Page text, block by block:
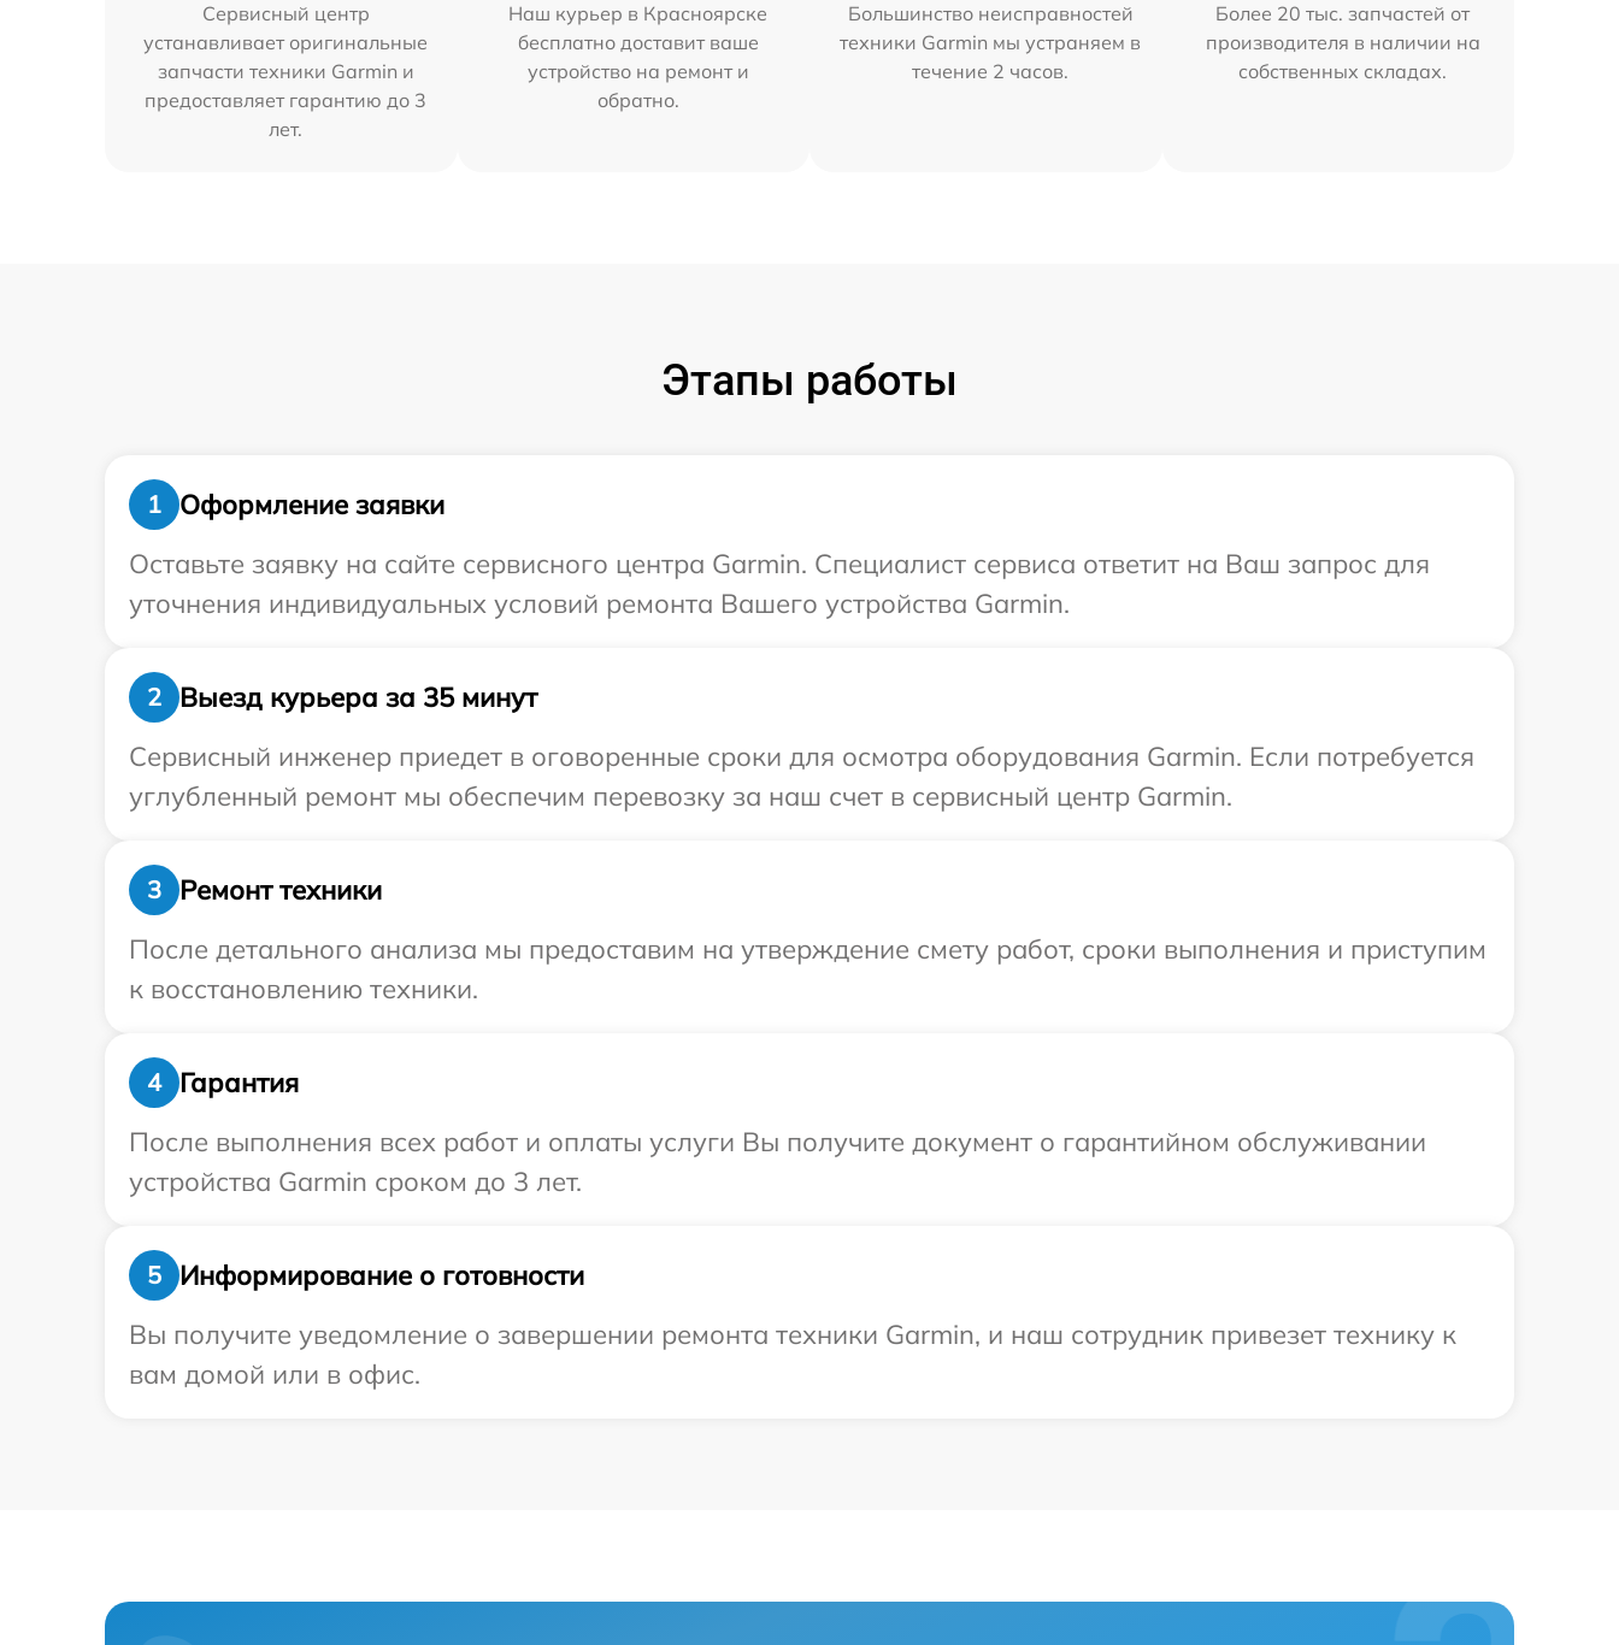
Сервисный центр
устанавливает оригинальные
запчасти техники Garmin и
предоставляет гарантию до 3
лет.
Наш курьер в Красноярске
бесплатно доставит ваше
устройство на ремонт и
обратно.
Большинство неисправностей
техники Garmin мы устраняем в
течение 2 часов.
Более 20 тыс. запчастей от
производителя в наличии на
собственных складах.
Этапы работы
1
Оформление заявки
Оставьте заявку на сайте сервисного центра Garmin. Специалист сервиса ответит на Ваш запрос для
уточнения индивидуальных условий ремонта Вашего устройства Garmin.
2
Выезд курьера за 35 минут
Сервисный инженер приедет в оговоренные сроки для осмотра оборудования Garmin. Если потребуется
углубленный ремонт мы обеспечим перевозку за наш счет в сервисный центр Garmin.
3
Ремонт техники
После детального анализа мы предоставим на утверждение смету работ, сроки выполнения и приступим
к восстановлению техники.
4
Гарантия
После выполнения всех работ и оплаты услуги Вы получите документ о гарантийном обслуживании
устройства Garmin сроком до 3 лет.
5
Информирование о готовности
Вы получите уведомление о завершении ремонта техники Garmin, и наш сотрудник привезет технику к
вам домой или в офис.